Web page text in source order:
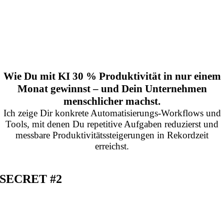
Wie Du mit KI 30 % Produktivität in nur einem
Monat gewinnst – und Dein Unternehmen
menschlicher machst.
Ich zeige Dir konkrete Automatisierungs-Workflows und
Tools, mit denen Du repetitive Aufgaben reduzierst und
messbare Produktivitätssteigerungen in Rekordzeit
erreichst.
SECRET #2